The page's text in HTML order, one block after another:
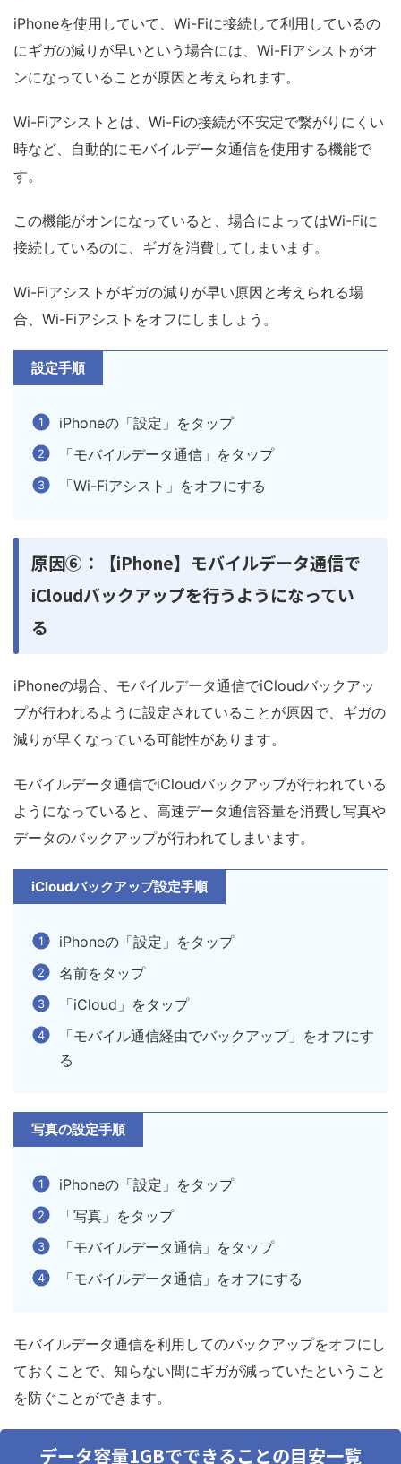
iPhoneを使用していて、Wi-Fiに接続して利用しているの
にギガの減りが早いという場合には、Wi-Fiアシストがオ
ンになっていることが原因と考えられます。
Wi-Fiアシストとは、Wi-Fiの接続が不安定で繋がりにくい
時など、自動的にモバイルデータ通信を使用する機能で
す。
この機能がオンになっていると、場合によってはWi-Fiに
接続しているのに、ギガを消費してしまいます。
Wi-Fiアシストがギガの減りが早い原因と考えられる場
合、Wi-Fiアシストをオフにしましょう。
設定手順
iPhoneの「設定」をタップ
「モバイルデータ通信」をタップ
「Wi-Fiアシスト」をオフにする
原因⑥：【iPhone】モバイルデータ通信で
iCloudバックアップを行うようになってい
る
iPhoneの場合、モバイルデータ通信でiCloudバックアッ
プが行われるように設定されていることが原因で、 ギガの
減りが早くなっている可能性があります。
モバイルデータ通信でiCloudバックアップが行われている
ようになっていると、高速データ通信容量を消費し写真や
データのバックアップが行われてしまいます。
iCloudバックアップ設定手順
iPhoneの「設定」をタップ
名前をタップ
「iCloud」をタップ
「モバイル通信経由でバックアップ」をオフにす
る
写真の設定手順
iPhoneの「設定」をタップ
「写真」をタップ
「モバイルデータ通信」をタップ
「モバイルデータ通信」をオフにする
モバイルデータ通信を利用してのバックアップをオフにし
ておくことで、知らない間にギガが減っていたということ
を防ぐことができます。
データ容量1GBでできることの目安一覧